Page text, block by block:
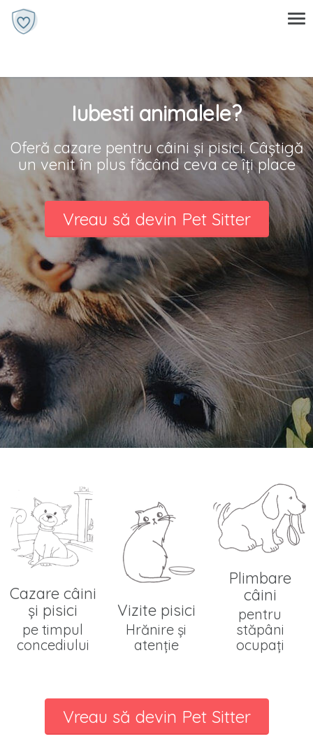
Iubesti animalele?
Oferă cazare pentru câini și pisici. Câștigă
un venit în plus făcând ceva ce îți place
Vreau să devin Pet Sitter
Cazare câini
şi pisici
pe timpul
concediului
Vizite pisici
Hrănire şi
atenţie
Plimbare
câini
pentru
stăpâni
ocupaţi
Vreau să devin Pet Sitter